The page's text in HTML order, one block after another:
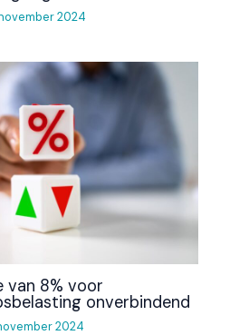
2024
van 8% voor
onverbindend
2024